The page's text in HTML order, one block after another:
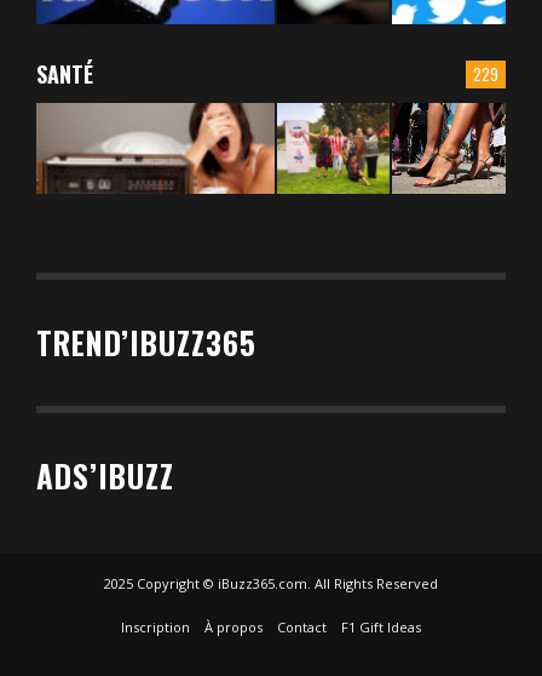
229
SANTÉ
TREND’IBUZZ365
ADS’IBUZZ
2025 Copyright © iBuzz365.com. All Rights Reserved
Inscription À propos Contact F1 Gift Ideas